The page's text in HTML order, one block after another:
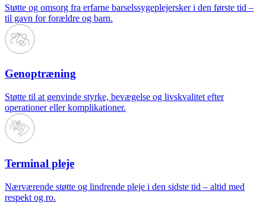
Støtte og omsorg fra erfarne barselssygeplejersker i den første tid –
til gavn for forældre og barn.
Genoptræning
Støtte til at genvinde styrke, bevægelse og livskvalitet efter
operationer eller komplikationer.
Terminal pleje
Nærværende støtte og lindrende pleje i den sidste tid – altid med
respekt og ro.